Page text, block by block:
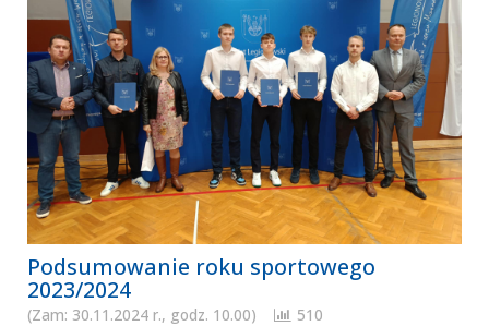
Podsumowanie roku sportowego
2023/2024
(Zam: 30.11.2024 r., godz. 10.00) 510